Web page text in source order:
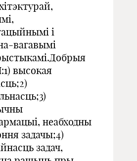
і
вагавымі
высокая
неабходны
задачы;4)
задач,